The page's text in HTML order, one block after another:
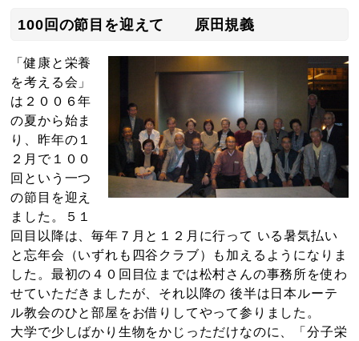
100回の節目を迎えて 原田規義
「健康と栄養
を考える会」
は２００６年
の夏から始ま
り、昨年の１
２月で１００
回という一つ
の節目を迎え
ました。５１
回目以降は、毎年７月と１２月に行って いる暑気払い
と忘年会（いずれも四谷クラブ）も加えるようになりま
した。最初の４０回目位までは松村さんの事務所を使わ
せていただきましたが、それ以降の 後半は日本ルーテ
ル教会のひと部屋をお借りしてやって参りました。
大学で少しばかり生物をかじっただけなのに、「分子栄